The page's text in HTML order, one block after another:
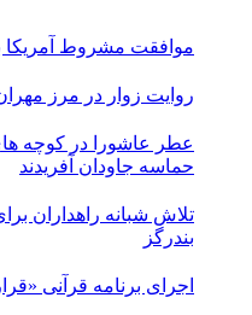
موافقت مشروط آمریکا
روایت زوار در مرز
عطر عاشورا در کوچه
حماسه جاودان آفریدند
تلاش شبانه راهداران
بندرگز
اجرای برنامه قرآنی